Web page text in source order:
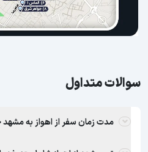
سوالات متداول
مدت زمان سفر از اهواز به